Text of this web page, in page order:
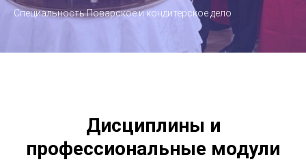
Специальность Поварское и кондитерское дело
Дисциплины и
профессиональные модули